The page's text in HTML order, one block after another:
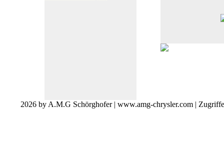
2026 by A.M.G Schörghofer | www.amg-chrysler.com |